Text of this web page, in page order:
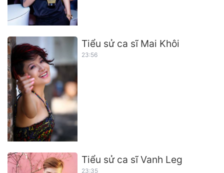
Tiểu sử ca sĩ Mai Khôi
23:56
Tiểu sử ca sĩ Vanh Leg
23:35